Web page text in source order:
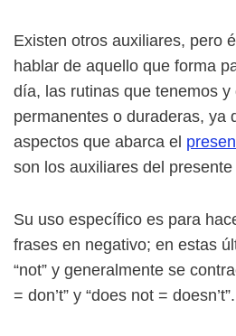
Existen otros auxiliares, pero
hablar de aquello que forma
día, las rutinas que tenemos y
permanentes o duraderas, ya
aspectos que abarca el
son los auxiliares del presente
Su uso específico es para
frases en negativo; en estas
“not” y generalmente se
= don’t” y “does not = doesn’t”.